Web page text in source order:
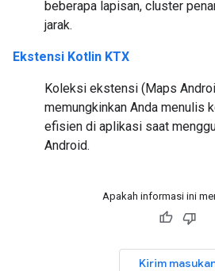
beberapa lapisan, cluster
jarak.
Ekstensi Kotlin KTX
Koleksi ekstensi (Maps
memungkinkan Anda menulis
efisien di aplikasi saat
Android.
Apakah informasi ini
Kirim